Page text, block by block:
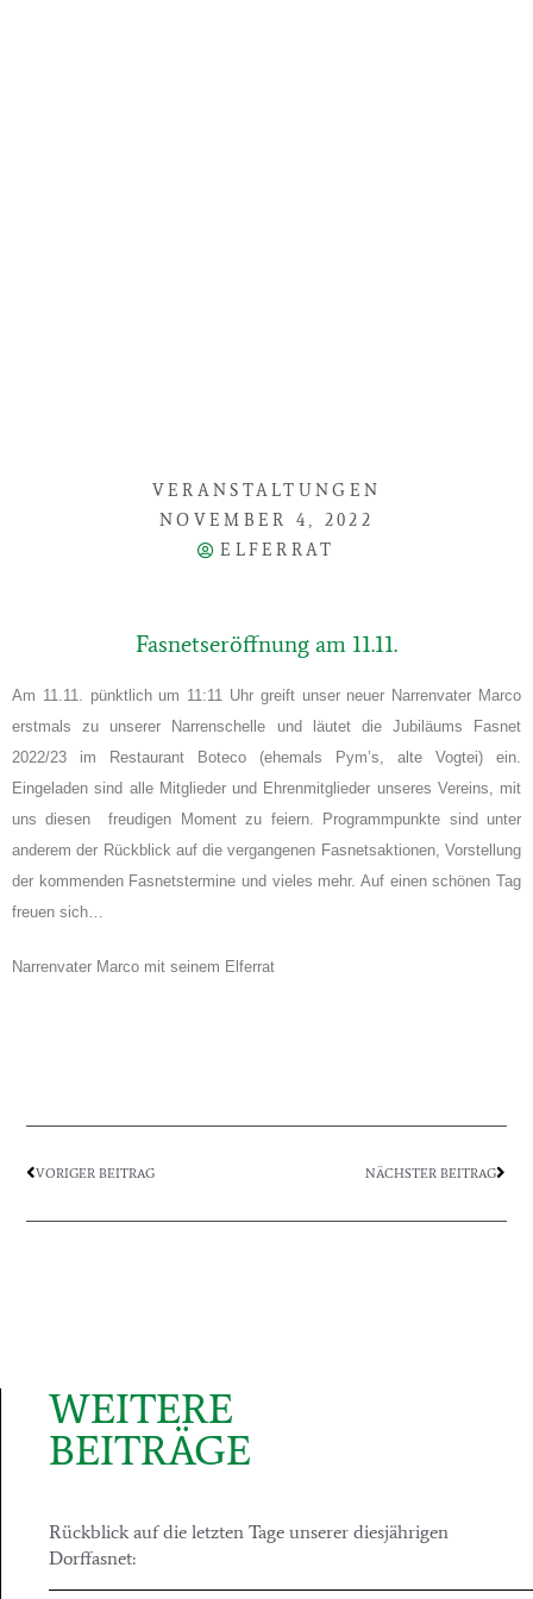
VERANSTALTUNGEN
NOVEMBER 4, 2022
ELFERRAT
Fasnetseröffnung am 11.11.
Am 11.11. pünktlich um 11:11 Uhr greift unser neuer Narrenvater Marco
erstmals zu unserer Narrenschelle und läutet die Jubiläums Fasnet
2022/23 im Restaurant Boteco (ehemals Pym’s, alte Vogtei) ein.
Eingeladen sind alle Mitglieder und Ehrenmitglieder unseres Vereins, mit
uns diesen freudigen Moment zu feiern. Programmpunkte sind unter
anderem der Rückblick auf die vergangenen Fasnetsaktionen, Vorstellung
der kommenden Fasnetstermine und vieles mehr. Auf einen schönen Tag
freuen sich…
Narrenvater Marco mit seinem Elferrat
VORIGER BEITRAG NÄCHSTER BEITRAG
WEITERE
BEITRÄGE
Rückblick auf die letzten Tage unserer diesjährigen
Dorffasnet: